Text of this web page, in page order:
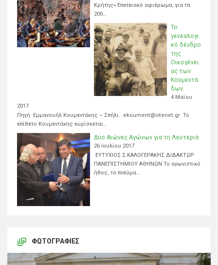
Κρήτης» Επετειακό αφιέρωμα, για τα
200…
Το
γενεαλογι
κό δένδρο
της
Οικογένει
ας των
Κουμεντά
δων.
4 Μαΐου
2017
Πηγή Εμμανουήλ Κουμεντάκης – Σπήλι. ekoument@otenet.gr Το
επίθετο Κουμεντάκης ευρίσκεται…
Δύο Αιώνες Αγώνων για τη Λευτεριά
26 Ιουλίου 2017
ΕΥΤΥΧΙΟΣ Σ.ΚΑΛΟΓΕΡΑΚΗΣ ΔΙΔΑΚΤΩΡ
ΠΑΝΕΠΙΣΤΗΜΙΟΥ ΑΘΗΝΩΝ Το αγωνιστικό
ήθος, το πνεύμα…
ΦΩΤΟΓΡΑΦΊΕΣ